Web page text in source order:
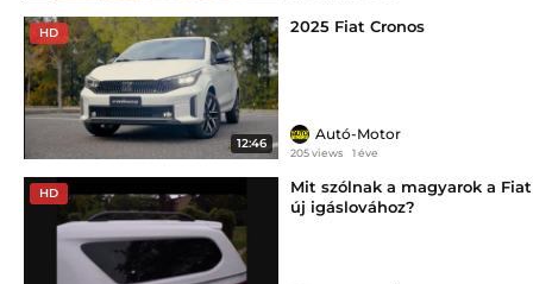
HD
12:46
2025 Fiat Cronos
Autó-Motor
205 views 1 éve
HD
Mit szólnak a magyarok a Fiat
új igáslovához?